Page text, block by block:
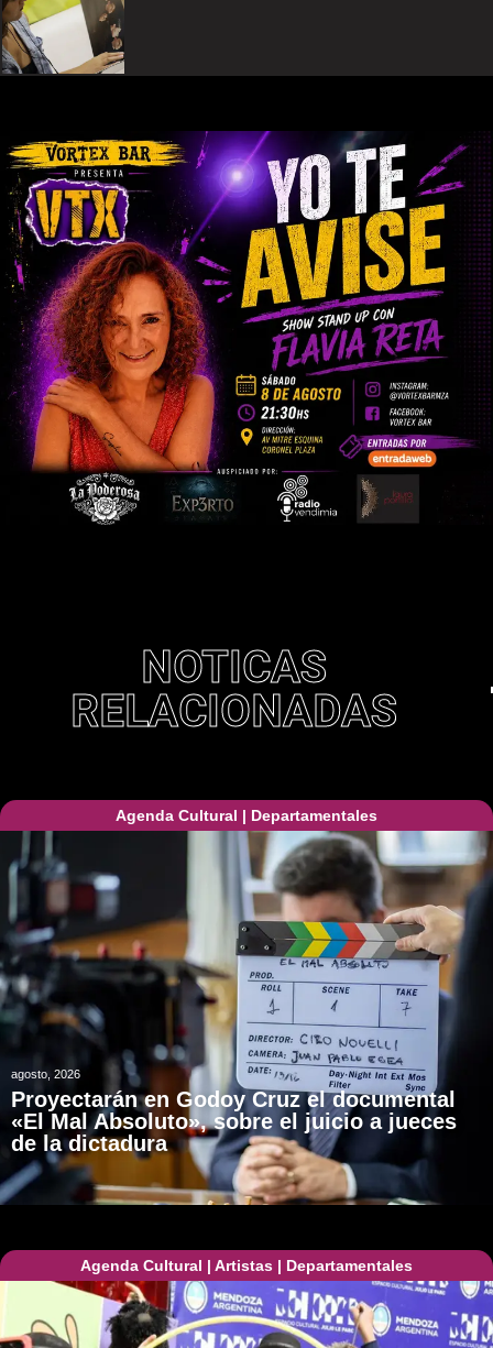
NOTICAS
RELACIONADAS
Agenda Cultural | Departamentales
agosto, 2026
Proyectarán en Godoy Cruz el documental
«El Mal Absoluto», sobre el juicio a jueces
de la dictadura
Agenda Cultural | Artistas | Departamentales